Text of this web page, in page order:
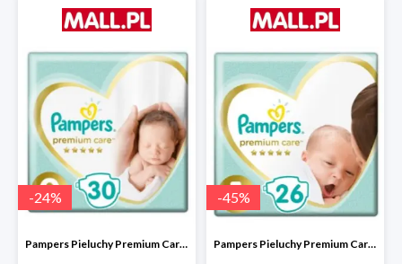
-24%
Pampers Pieluchy Premium Care 0 Newborn -24%
-45%
Pampers Pieluchy Premium Care 1 Newborn -44%